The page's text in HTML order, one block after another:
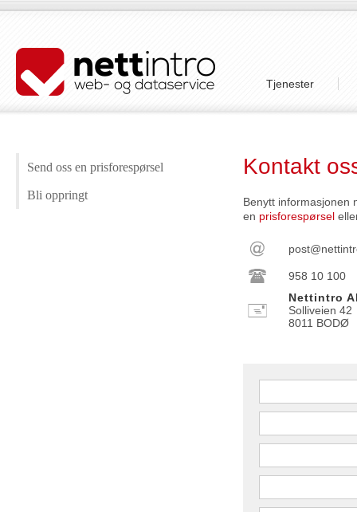
Tjenester
Send oss en prisforespørsel
Bli oppringt
Kontakt
Benytt informasjonen
en prisforespørsel
958 10 100
Nettintro
Solliveien 42
8011 BODØ